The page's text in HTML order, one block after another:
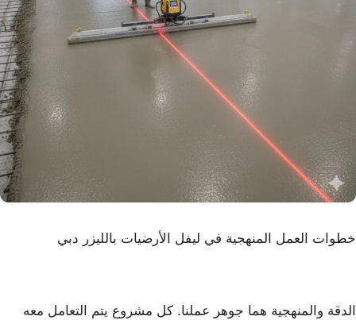
خطوات العمل المنهجية في ليفل الأرضيات بالليزر دبي
الدقة والمنهجية هما جوهر عملنا. كل مشروع يتم التعامل معه